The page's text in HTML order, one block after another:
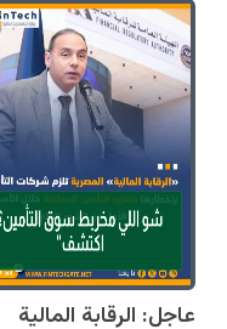
عاجل: الرقابة المالية